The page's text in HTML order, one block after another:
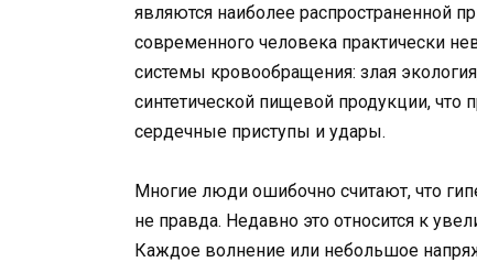
являются наиболее распространенной
современного человека практически
системы кровообращения: злая
синтетической пищевой продукции, что
сердечные приступы и удары.
Многие люди ошибочно считают, что
не правда. Недавно это относится к
Каждое волнение или небольшое